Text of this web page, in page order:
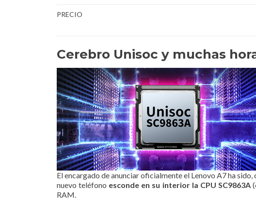
PRECIO
Cerebro Unisoc y muchas
El encargado de anunciar oficialmente el Lenovo A7 ha
nuevo teléfono esconde en su interior la CPU SC9863A
RAM.